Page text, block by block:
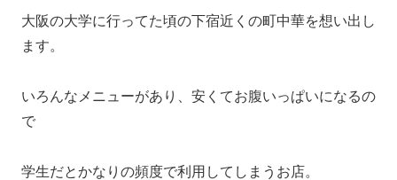
大阪の大学に行ってた頃の下宿近くの町中華を想い出し
ます。
いろんなメニューがあり、安くてお腹いっぱいになるの
で
学生だとかなりの頻度で利用してしまうお店。